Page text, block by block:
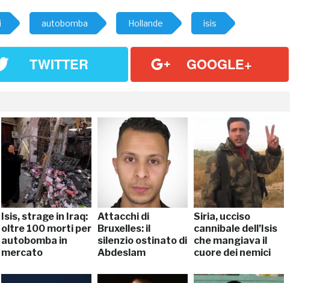
autobomba Hollande isis
TWITTER GOOGLE+
Isis, strage in Iraq:
oltre 100 morti per
autobomba in
mercato
Attacchi di
Bruxelles: il
silenzio ostinato di
Abdeslam
Siria, ucciso
cannibale dell’Isis
che mangiava il
cuore dei nemici